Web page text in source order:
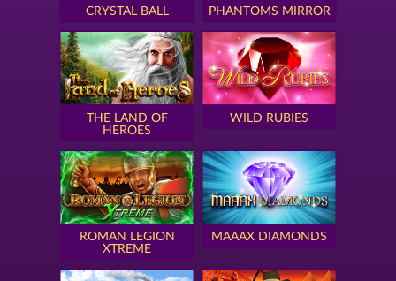
CRYSTAL BALL PHANTOMS MIRROR
THE LAND OF
HEROES
WILD RUBIES
ROMAN LEGION
XTREME
MAAAX DIAMONDS